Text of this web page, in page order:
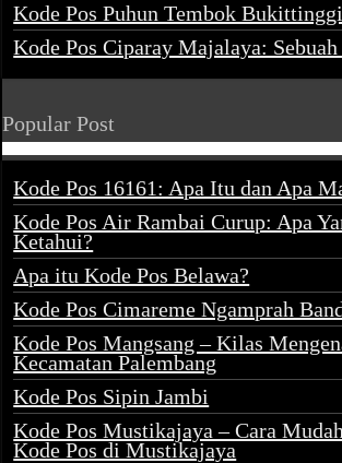
Kode Pos Puhun Tembok Bukittinggi
Kode Pos Ciparay Majalaya:
Popular Post
Kode Pos 16161: Apa Itu dan Apa
Kode Pos Air Rambai Curup: Apa
Ketahui?
Apa itu Kode Pos Belawa?
Kode Pos Cimareme Ngamprah
Kode Pos Mangsang – Kilas
Kecamatan Palembang
Kode Pos Sipin Jambi
Kode Pos Mustikajaya – Cara
Kode Pos di Mustikajaya